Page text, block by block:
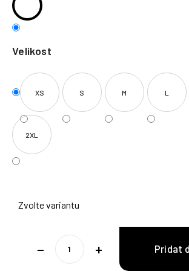
Velikost
XS S M L
2XL
Zvolte variantu
+
−